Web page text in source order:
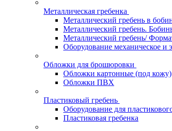
Металлическая гребенка
Металлический гребень в
Металлический гребень.
Металлический гребень/
Оборудование механическое и
Обложки для брошюровки
Обложки картонные (под кожу)
Обложки ПВХ
Пластиковый гребень
Оборудование для
Пластиковая гребенка